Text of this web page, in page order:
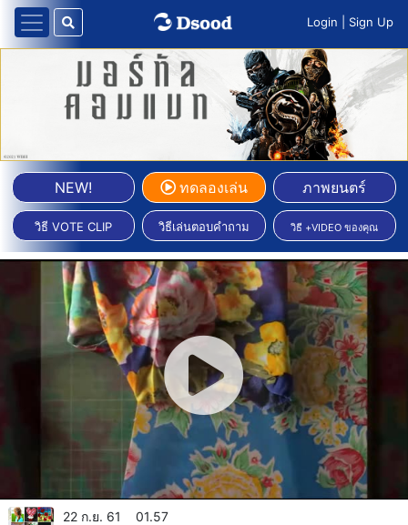
Login Sign Up
NEW! ทดลองเล่น ภาพยนตร์
วิธี VOTE CLIP วิธีเล่นตอบคำถาม วิธี +VIDEO ของคุณ
22 ก.ย. 61 01.57